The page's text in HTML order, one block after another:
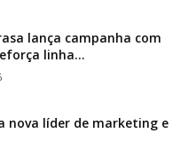
lança campanha com
linha...
nova líder de marketing e